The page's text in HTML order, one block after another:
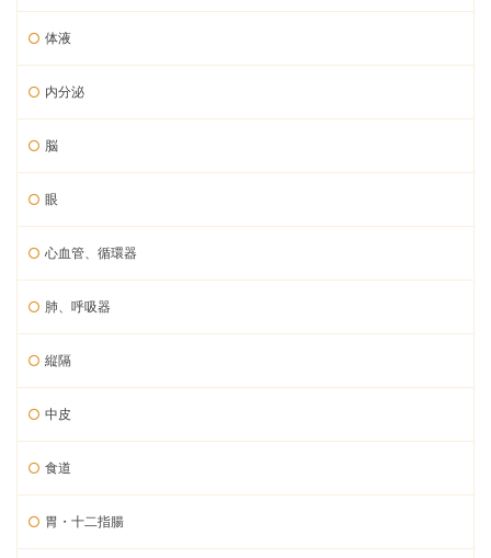
体液
内分泌
脳
眼
心血管、循環器
肺、呼吸器
縦隔
中皮
食道
胃・十二指腸